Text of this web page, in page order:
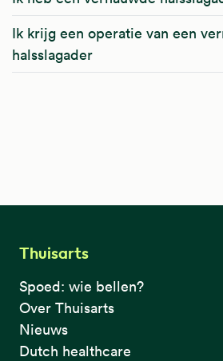
Ik krijg een operatie van een
halsslagader
Thuisarts
Spoed: wie bellen?
Over Thuisarts
Nieuws
Dutch healthcare